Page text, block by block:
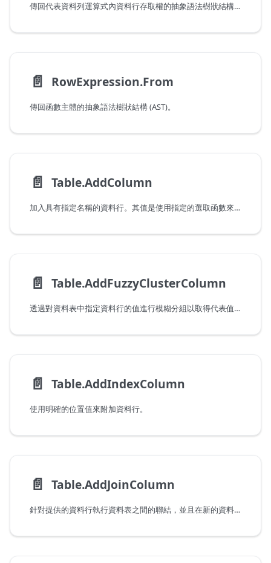
傳回代表資料列運算式內資料行存取權的抽象語法樹狀結構 (AST)。
📄️ RowExpression.From
傳回函數主體的抽象語法樹狀結構 (AST)。
📄️ Table.AddColumn
加入具有指定名稱的資料行。其值是使用指定的選取函數來計算，並將每個資料列視為輸入。
📄️ Table.AddFuzzyClusterColumn
透過對資料表中指定資料行的值進行模糊分組以取得代表值，並新增具有該代表值的資料行。
📄️ Table.AddIndexColumn
使用明確的位置值來附加資料行。
📄️ Table.AddJoinColumn
針對提供的資料行執行資料表之間的聯結，並且在新的資料行中產生聯結結果。